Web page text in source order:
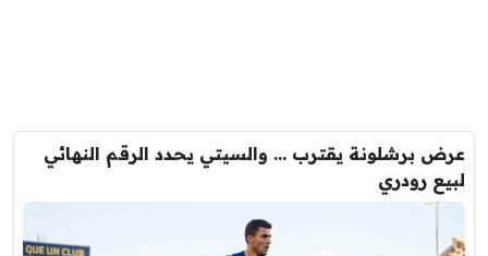
عرض برشلونة يقترب … والسيتي يحدد الرقم النهائي
لبيع رودري